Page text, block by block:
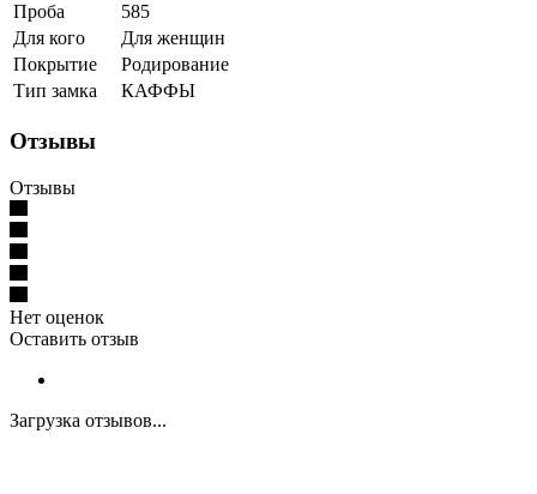
Проба
585
Для кого
Для женщин
Покрытие
Родирование
Тип замка
КАФФЫ
Отзывы
Отзывы
Нет оценок
Оставить отзыв
Загрузка отзывов...